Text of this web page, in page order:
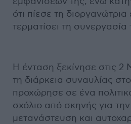
ότι πίεσε τη διοργανώτρια
τερματίσει τη συνεργασία
Η ένταση ξεκίνησε στις 2
τη διάρκεια συναυλίας
προχώρησε σε ένα
σχόλιο από σκηνής για
μετανάστευση και